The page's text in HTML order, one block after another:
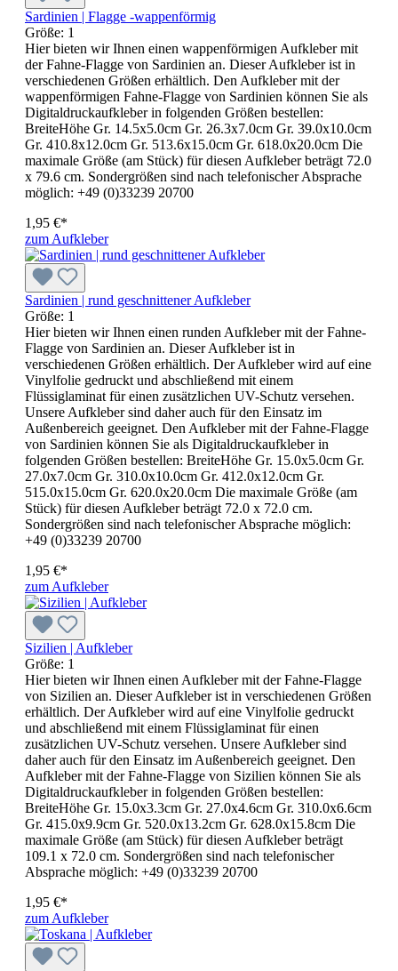
Sardinien | Flagge -wappenförmig
Größe: 1
Hier bieten wir Ihnen einen wappenförmigen Aufkleber mit
der Fahne-Flagge von Sardinien an. Dieser Aufkleber ist in
verschiedenen Größen erhältlich. Den Aufkleber mit der
wappenförmigen Fahne-Flagge von Sardinien können Sie als
Digitaldruckaufkleber in folgenden Größen bestellen:
BreiteHöhe Gr. 14.5x5.0cm Gr. 26.3x7.0cm Gr. 39.0x10.0cm
Gr. 410.8x12.0cm Gr. 513.6x15.0cm Gr. 618.0x20.0cm Die
maximale Größe (am Stück) für diesen Aufkleber beträgt 72.0
x 79.6 cm. Sondergrößen sind nach telefonischer Absprache
möglich: +49 (0)33239 20700
1,95 €*
zum Aufkleber
Sardinien | rund geschnittener Aufkleber
Größe: 1
Hier bieten wir Ihnen einen runden Aufkleber mit der Fahne-
Flagge von Sardinien an. Dieser Aufkleber ist in
verschiedenen Größen erhältlich. Der Aufkleber wird auf eine
Vinylfolie gedruckt und abschließend mit einem
Flüssiglaminat für einen zusätzlichen UV-Schutz versehen.
Unsere Aufkleber sind daher auch für den Einsatz im
Außenbereich geeignet. Den Aufkleber mit der Fahne-Flagge
von Sardinien können Sie als Digitaldruckaufkleber in
folgenden Größen bestellen: BreiteHöhe Gr. 15.0x5.0cm Gr.
27.0x7.0cm Gr. 310.0x10.0cm Gr. 412.0x12.0cm Gr.
515.0x15.0cm Gr. 620.0x20.0cm Die maximale Größe (am
Stück) für diesen Aufkleber beträgt 72.0 x 72.0 cm.
Sondergrößen sind nach telefonischer Absprache möglich:
+49 (0)33239 20700
1,95 €*
zum Aufkleber
Sizilien | Aufkleber
Größe: 1
Hier bieten wir Ihnen einen Aufkleber mit der Fahne-Flagge
von Sizilien an. Dieser Aufkleber ist in verschiedenen Größen
erhältlich. Der Aufkleber wird auf eine Vinylfolie gedruckt
und abschließend mit einem Flüssiglaminat für einen
zusätzlichen UV-Schutz versehen. Unsere Aufkleber sind
daher auch für den Einsatz im Außenbereich geeignet. Den
Aufkleber mit der Fahne-Flagge von Sizilien können Sie als
Digitaldruckaufkleber in folgenden Größen bestellen:
BreiteHöhe Gr. 15.0x3.3cm Gr. 27.0x4.6cm Gr. 310.0x6.6cm
Gr. 415.0x9.9cm Gr. 520.0x13.2cm Gr. 628.0x15.8cm Die
maximale Größe (am Stück) für diesen Aufkleber beträgt
109.1 x 72.0 cm. Sondergrößen sind nach telefonischer
Absprache möglich: +49 (0)33239 20700
1,95 €*
zum Aufkleber